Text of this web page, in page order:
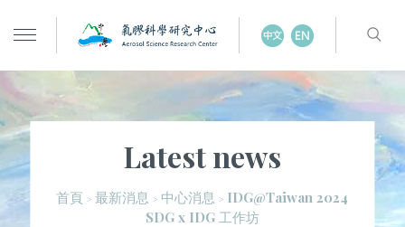
Latest news
首頁 >最新消息 > 中心消息 > IDG@Taiwan 2024
SDG x IDG 工作坊